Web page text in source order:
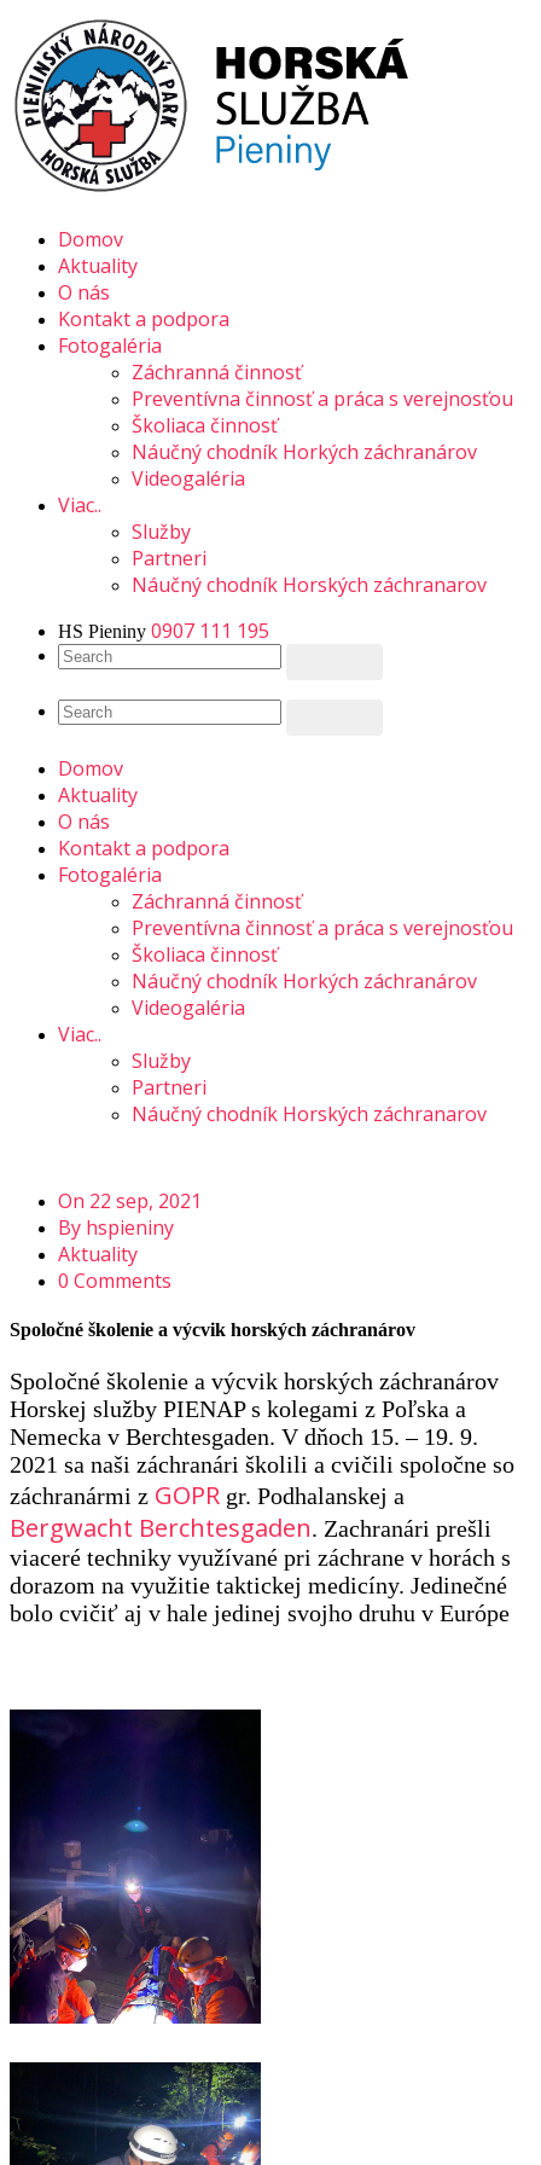
content
Číslo záchrannej služby: 0907 111 195
Domov
Aktuality
O nás
Kontakt a podpora
Fotogaléria
Záchranná činnosť
Preventívna činnosť a práca s verejnosťou
Školiaca činnosť
Náučný chodník Horkých záchranárov
Videogaléria
Viac..
Služby
Partneri
Náučný chodník Horských záchranarov
HS Pieniny 0907 111 195
Domov
Aktuality
O nás
Kontakt a podpora
Fotogaléria
Záchranná činnosť
Preventívna činnosť a práca s verejnosťou
Školiaca činnosť
Náučný chodník Horkých záchranárov
Videogaléria
Viac..
Služby
Partneri
Náučný chodník Horských záchranarov
On 22 sep, 2021
By hspieniny
Aktuality
0 Comments
Spoločné školenie a výcvik horských záchranárov
Spoločné školenie a výcvik horských záchranárov
Horskej služby PIENAP s kolegami z Poľska a
Nemecka v Berchtesgaden. V dňoch 15. – 19. 9.
2021 sa naši záchranári školili a cvičili spoločne so
záchranármi z GOPR gr. Podhalanskej a
Bergwacht Berchtesgaden. Zachranári prešli
viaceré techniky využívané pri záchrane v horách s
dorazom na využitie taktickej medicíny. Jedinečné
bolo cvičiť aj v hale jedinej svojho druhu v Európe